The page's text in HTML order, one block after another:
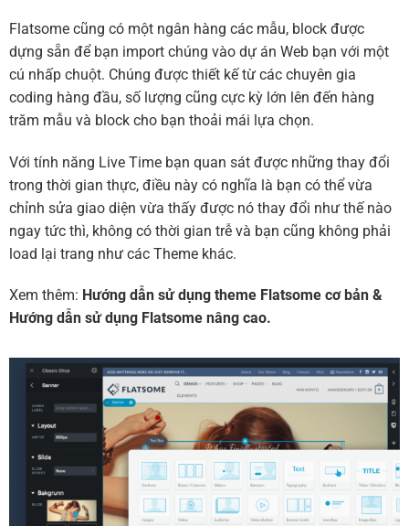
Flatsome cũng có một ngân hàng các mẫu, block được
dựng sẵn để bạn import chúng vào dự án Web bạn với một
cú nhấp chuột. Chúng được thiết kế từ các chuyên gia
coding hàng đầu, số lượng cũng cực kỳ lớn lên đến hàng
trăm mẫu và block cho bạn thoải mái lựa chọn.
Với tính năng Live Time bạn quan sát được những thay đổi
trong thời gian thực, điều này có nghĩa là bạn có thể vừa
chỉnh sửa giao diện vừa thấy được nó thay đổi như thế nào
ngay tức thì, không có thời gian trễ và bạn cũng không phải
load lại trang như các Theme khác.
Xem thêm: Hướng dẫn sử dụng theme Flatsome cơ bản &
Hướng dẫn sử dụng Flatsome nâng cao.